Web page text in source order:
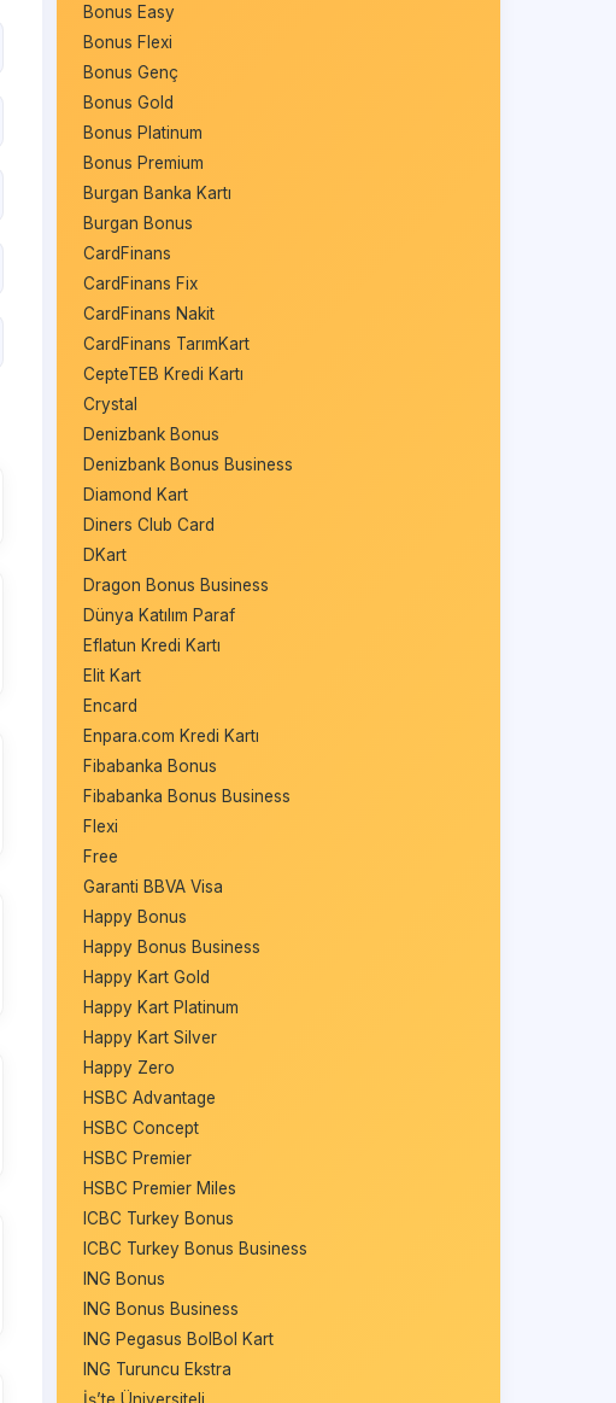
Bonus Easy
Bonus Flexi
Bonus Genç
Bonus Gold
Bonus Platinum
Bonus Premium
Burgan Banka Kartı
Burgan Bonus
CardFinans
CardFinans Fix
CardFinans Nakit
CardFinans TarımKart
CepteTEB Kredi Kartı
Crystal
Denizbank Bonus
Denizbank Bonus Business
Diamond Kart
Diners Club Card
DKart
Dragon Bonus Business
Dünya Katılım Paraf
Eflatun Kredi Kartı
Elit Kart
Encard
Enpara.com Kredi Kartı
Fibabanka Bonus
Fibabanka Bonus Business
Flexi
Free
Garanti BBVA Visa
Happy Bonus
Happy Bonus Business
Happy Kart Gold
Happy Kart Platinum
Happy Kart Silver
Happy Zero
HSBC Advantage
HSBC Concept
HSBC Premier
HSBC Premier Miles
ICBC Turkey Bonus
ICBC Turkey Bonus Business
ING Bonus
ING Bonus Business
ING Pegasus BolBol Kart
ING Turuncu Ekstra
İş’te Üniversiteli